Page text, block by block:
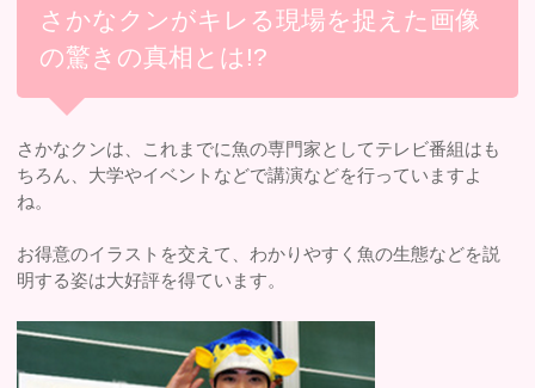
さかなクンがキレる現場を捉えた画像
の驚きの真相とは!?
さかなクンは、これまでに魚の専門家としてテレビ番組はも
ちろん、大学やイベントなどで講演などを行っていますよ
ね。
お得意のイラストを交えて、わかりやすく魚の生態などを説
明する姿は大好評を得ています。